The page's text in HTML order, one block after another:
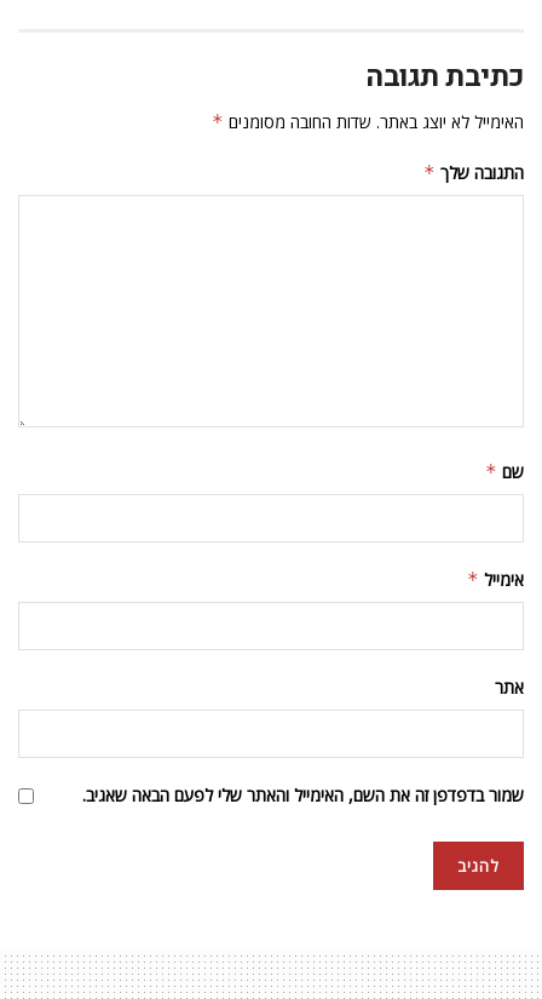
כתיבת תגובה
האימייל לא יוצג באתר. שדות החובה מסומנים *
התגובה שלך *
שם *
אימייל *
אתר
שמור בדפדפן זה את השם, האימייל והאתר שלי לפעם הבאה שאגיב.